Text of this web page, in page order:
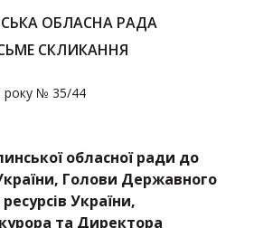
ОБЛАСНА РАДА
СКЛИКАННЯ
року № 35/44
обласної ради до
Голови Державного
України,
та Директора